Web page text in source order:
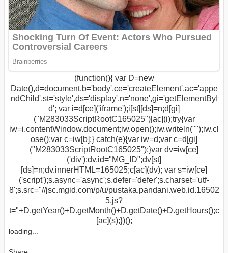
(function(){ var D=new
Date(),d=document,b='body',ce='createElement',ac='appe
ndChild',st='style',ds='display',n='none',gi='getElementByI
d'; var i=d[ce]('iframe');i[st][ds]=n;d[gi]
("M283033ScriptRootC165025")[ac](i);try{var
iw=i.contentWindow.document;iw.open();iw.writeln("");iw.cl
ose();var c=iw[b];} catch(e){var iw=d;var c=d[gi]
("M283033ScriptRootC165025");}var dv=iw[ce]
('div');dv.id="MG_ID";dv[st]
[ds]=n;dv.innerHTML=165025;c[ac](dv); var s=iw[ce]
('script');s.async='async';s.defer='defer';s.charset='utf-
8';s.src="//jsc.mgid.com/p/u/pustaka.pandani.web.id.16502
5.js?
t="+D.getYear()+D.getMonth()+D.getDate()+D.getHours();c
[ac](s);})();
loading...